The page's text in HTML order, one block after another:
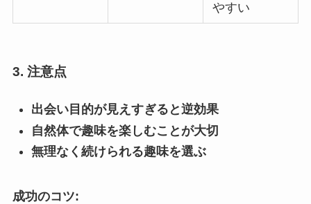
やすい
3. 注意点
出会い目的が見えすぎると逆効果
自然体で趣味を楽しむことが大切
無理なく続けられる趣味を選ぶ
成功のコツ: